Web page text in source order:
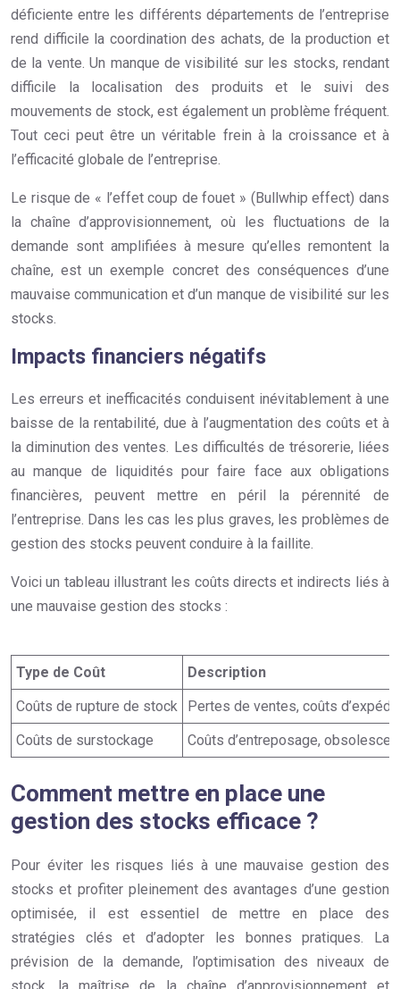
déficiente entre les différents départements de l’entreprise
rend difficile la coordination des achats, de la production et
de la vente. Un manque de visibilité sur les stocks, rendant
difficile la localisation des produits et le suivi des
mouvements de stock, est également un problème fréquent.
Tout ceci peut être un véritable frein à la croissance et à
l’efficacité globale de l’entreprise.
Le risque de « l’effet coup de fouet » (Bullwhip effect) dans
la chaîne d’approvisionnement, où les fluctuations de la
demande sont amplifiées à mesure qu’elles remontent la
chaîne, est un exemple concret des conséquences d’une
mauvaise communication et d’un manque de visibilité sur les
stocks.
Impacts financiers négatifs
Les erreurs et inefficacités conduisent inévitablement à une
baisse de la rentabilité, due à l’augmentation des coûts et à
la diminution des ventes. Les difficultés de trésorerie, liées
au manque de liquidités pour faire face aux obligations
financières, peuvent mettre en péril la pérennité de
l’entreprise. Dans les cas les plus graves, les problèmes de
gestion des stocks peuvent conduire à la faillite.
Voici un tableau illustrant les coûts directs et indirects liés à
une mauvaise gestion des stocks :
Type de Coût
Description
Coûts de rupture de stock
Pertes de ventes, coûts
Coûts de surstockage
Coûts d’entreposage,
Comment mettre en place une
gestion des stocks efficace ?
Pour éviter les risques liés à une mauvaise gestion des
stocks et profiter pleinement des avantages d’une gestion
optimisée, il est essentiel de mettre en place des
stratégies clés et d’adopter les bonnes pratiques. La
prévision de la demande, l’optimisation des niveaux de